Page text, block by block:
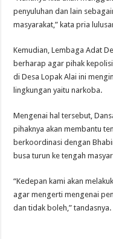
penyuluhan dan lain
masyarakat,” kata pria
Kemudian, Lembaga Adat
berharap agar pihak
di Desa Lopak Alai ini
lingkungan yaitu narkoba.
Mengenai hal tersebut,
pihaknya akan membantu
berkoordinasi dengan
busa turun ke tengah
“Kedepan kami akan
agar mengerti mengenai
dan tidak boleh,” tandasnya.